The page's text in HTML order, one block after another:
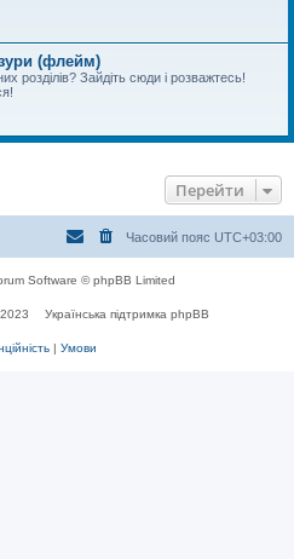
(флейм)
розділів? Зайдіть сюди і розважтесь!
Перейти
Часовий пояс UTC+03:00
Software © phpBB Limited
Українська підтримка phpBB
| Умови